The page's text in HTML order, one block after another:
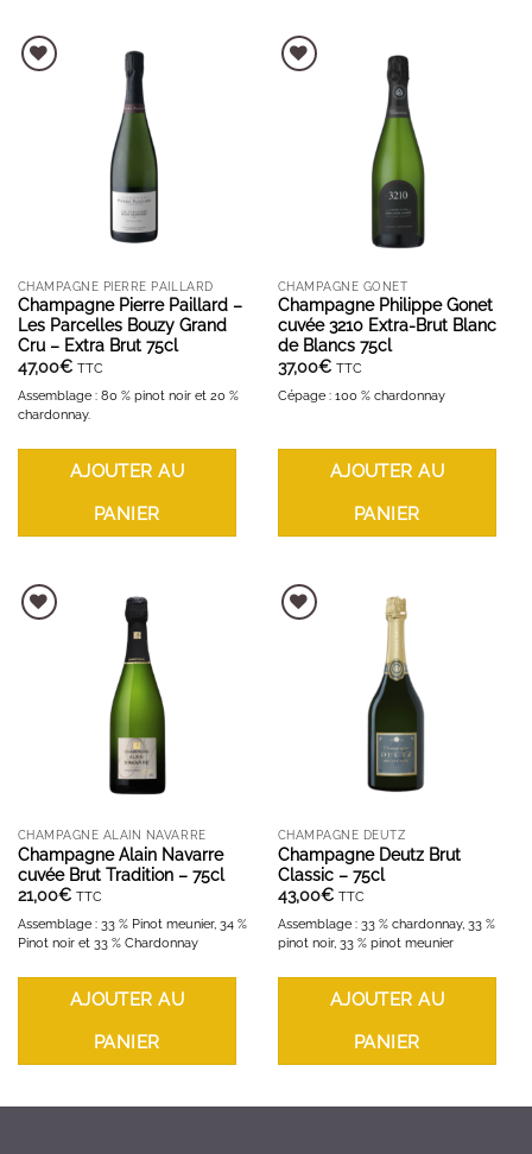
AJOUTER À LA LISTE D'ENVIES
CHAMPAGNE PIERRE PAILLARD
Champagne Pierre Paillard –
Les Parcelles Bouzy Grand
Cru – Extra Brut 75cl
47,00€ TTC
Assemblage : 80 % pinot noir et 20 %
chardonnay.
AJOUTER AU
PANIER
AJOUTER À LA LISTE D'ENVIES
CHAMPAGNE GONET
Champagne Philippe Gonet
cuvée 3210 Extra-Brut Blanc
de Blancs 75cl
37,00€ TTC
Cépage : 100 % chardonnay
AJOUTER AU
PANIER
AJOUTER À LA LISTE D'ENVIES
CHAMPAGNE ALAIN NAVARRE
Champagne Alain Navarre
cuvée Brut Tradition – 75cl
21,00€ TTC
Assemblage : 33 % Pinot meunier, 34 %
Pinot noir et 33 % Chardonnay
AJOUTER AU
PANIER
AJOUTER À LA LISTE D'ENVIES
CHAMPAGNE DEUTZ
Champagne Deutz Brut
Classic – 75cl
43,00€ TTC
Assemblage : 33 % chardonnay, 33 %
pinot noir, 33 % pinot meunier
AJOUTER AU
PANIER